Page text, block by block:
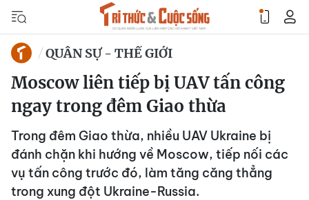
QUÂN SỰ - THẾ GIỚI
Moscow liên tiếp bị UAV tấn công
ngay trong đêm Giao thừa
Trong đêm Giao thừa, nhiều UAV Ukraine bị
đánh chặn khi hướng về Moscow, tiếp nối các
vụ tấn công trước đó, làm tăng căng thẳng
trong xung đột Ukraine-Russia.